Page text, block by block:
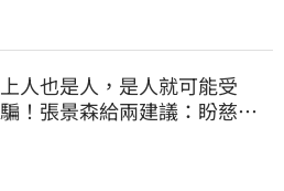
上人也是人，是人就可能受
騙！張景森給兩建議：盼慈濟